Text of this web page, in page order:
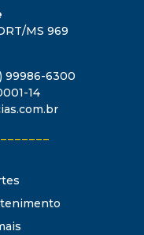
MS 969
99986-6300
14